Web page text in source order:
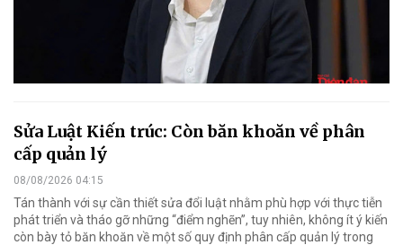
Sửa Luật Kiến trúc: Còn băn khoăn về phân
cấp quản lý
08/08/2026 04:15
Tán thành với sự cần thiết sửa đổi luật nhằm phù hợp với thực tiễn
phát triển và tháo gỡ những “điểm nghẽn”, tuy nhiên, không ít ý kiến
còn bày tỏ băn khoăn về một số quy định phân cấp quản lý trong